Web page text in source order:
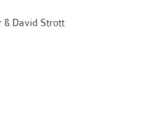
& David Strott